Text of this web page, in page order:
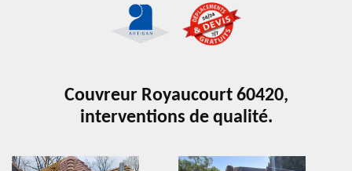
Couvreur Royaucourt 60420,
interventions de qualité.